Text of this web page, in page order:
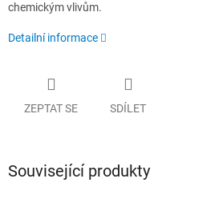
chemickým vlivům.
Detailní informace
ZEPTAT SE SDÍLET
Související produkty